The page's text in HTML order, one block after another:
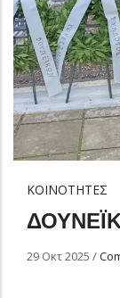
ΚΟΙΝΟΤΗΤΕΣ
29 Οκτ 2025 /